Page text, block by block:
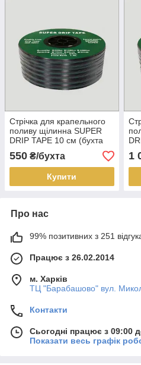
Стрічка для крапельного
поливу щілинна SUPER
DRIP TAPE 10 см (бухта
550 ₴/бухта
Купити
1
Про нас
99% позитивних з 251
Працює з 26.02.2014
м. Харків
ТЦ "Барабашово" вул.
Контакти
Сьогодні працює з 09:00
Показати весь графік